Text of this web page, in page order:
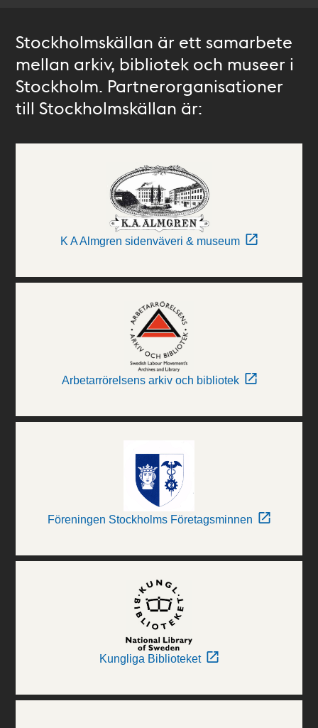
Stockholmskällan är ett samarbete
mellan arkiv, bibliotek och museer i
Stockholm. Partnerorganisationer
till Stockholmskällan är:
K A Almgren sidenväveri & museum
Arbetarrörelsens arkiv och bibliotek
Föreningen Stockholms Företagsminnen
Kungliga Biblioteket